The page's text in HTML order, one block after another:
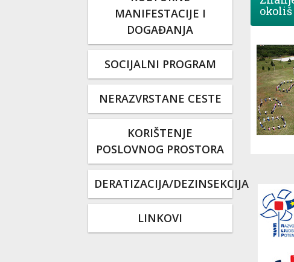
MANIFESTACIJE I
DOGAĐANJA
SOCIJALNI PROGRAM
NERAZVRSTANE CESTE
KORIŠTENJE
POSLOVNOG PROSTORA
DERATIZACIJA/DEZINSEKCIJA
LINKOVI